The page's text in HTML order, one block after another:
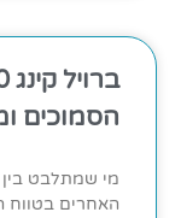
הסמוכים